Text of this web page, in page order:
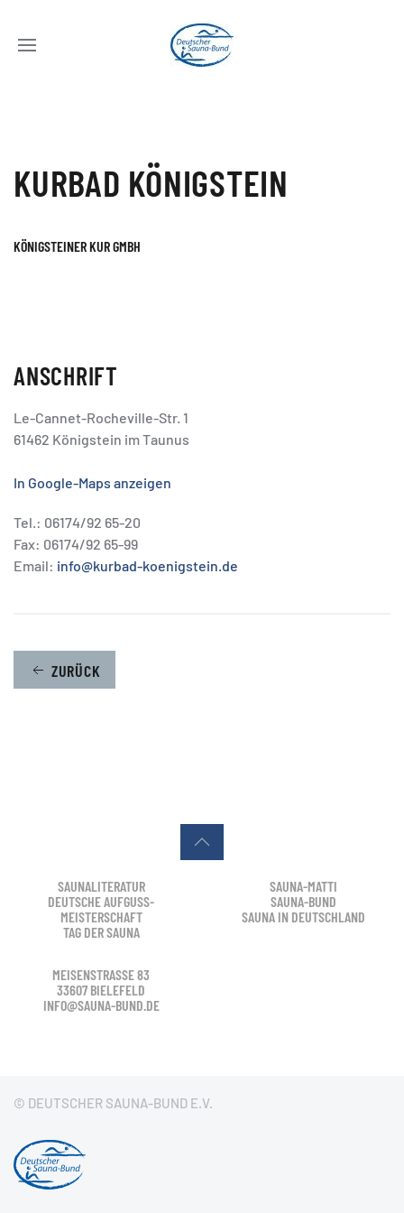
KURBAD KÖNIGSTEIN
KÖNIGSTEINER KUR GMBH
ANSCHRIFT
Le-Cannet-Rocheville-Str. 1
61462 Königstein im Taunus
In Google-Maps anzeigen
Tel.: 06174/92 65-20
Fax: 06174/92 65-99
Email: info@kurbad-koenigstein.de
ZURÜCK
SAUNALITERATUR
DEUTSCHE AUFGUSS-
MEISTERSCHAFT
TAG DER SAUNA
SAUNA-MATTI
SAUNA-BUND
SAUNA IN DEUTSCHLAND
MEISENSTRASSE 83
33607 BIELEFELD
INFO@SAUNA-BUND.DE
© DEUTSCHER SAUNA-BUND E.V.